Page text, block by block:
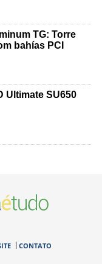
TG: Torre
bahías PCI
Ultimate SU650
CONTATO